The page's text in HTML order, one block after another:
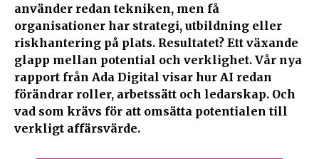
använder redan tekniken, men få
organisationer har strategi, utbildning eller
riskhantering på plats. Resultatet? Ett växande
glapp mellan potential och verklighet. Vår nya
rapport från Ada Digital visar hur AI redan
förändrar roller, arbetssätt och ledarskap. Och
vad som krävs för att omsätta potentialen till
verkligt affärsvärde.